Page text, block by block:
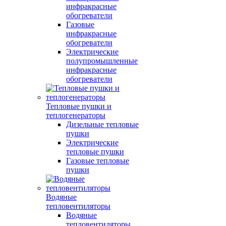
инфракрасные
обогреватели
Газовые
инфракрасные
обогреватели
Электрические
полупромышленные
инфракрасные
обогреватели
Тепловые пушки и
теплогенераторы
Дизельные тепловые
пушки
Электрические
тепловые пушки
Газовые тепловые
пушки
Водяные
тепловентиляторы
Водяные
тепловентиляторы